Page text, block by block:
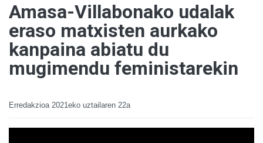
Amasa-Villabonako udalak
eraso matxisten aurkako
kanpaina abiatu du
mugimendu feministarekin
Erredakzioa 2021eko uztailaren 22a